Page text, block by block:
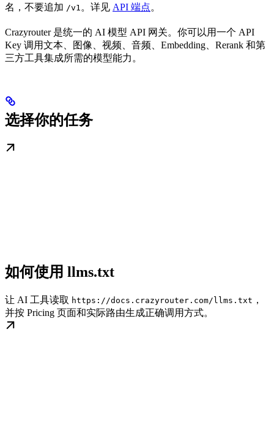
名，不要追加 /v1 。详见 API 端点。
Crazyrouter 是统一的 AI 模型 API 网关。你可以用一个 API
Key 调用文本、图像、视频、音频、Embedding、Rerank 和第
三方工具集成所需的模型能力。
选择你的任务
如何使用 llms.txt
让 AI 工具读取 https://docs.crazyrouter.com/llms.txt ，
并按 Pricing 页面和实际路由生成正确调用方式。